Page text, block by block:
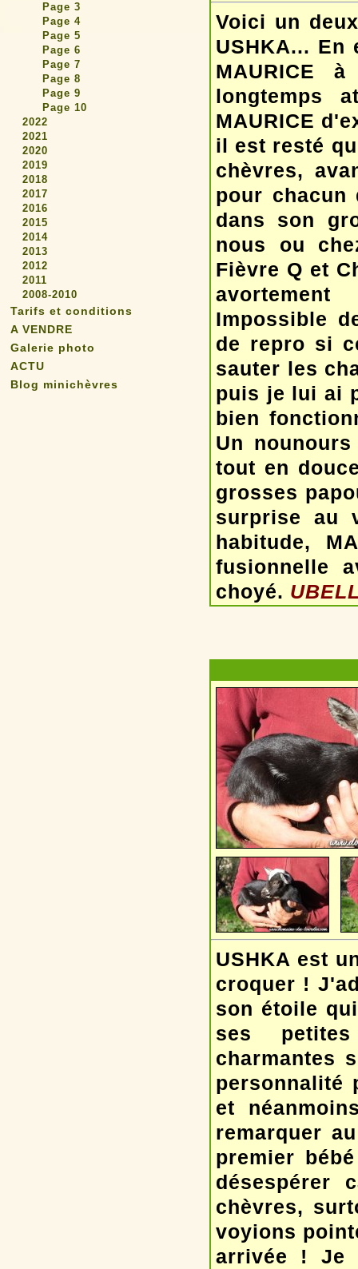
Page 3
Page 4
Page 5
Page 6
Page 7
Page 8
Page 9
Page 10
2022
2021
2020
2019
2018
2017
2016
2015
2014
2013
2012
2011
2008-2010
Tarifs et conditions
A VENDRE
Galerie photo
ACTU
Blog minichèvres
Voici un
USHKA... En
MAURICE
longtemps
MAURICE
il est resté
chèvres,
pour chacun
dans son
nous ou
Fièvre Q et
Impossible
de repro si
sauter les
puis je lui ai
bien
Un
tout en
grosses
surprise au
habitude,
fusionnelle
choyé.
USHKA est
croquer !
son étoile
ses
charmantes
personnalité
et
remarquer
premier
désespérer
chèvres,
voyions
arrivée ! Je